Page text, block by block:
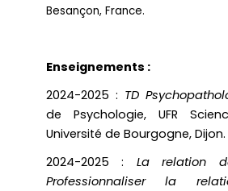
Besançon, France.
Enseignements :
2024-2025 : TD
de Psychologie, UFR
Université de Bourgogne, Dijon.
2024-2025 : La relation
Professionnaliser la